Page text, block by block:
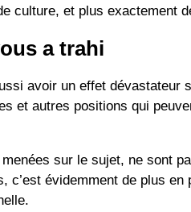
culture, et plus
a trahi
avoir un effet
et autres positions qui
sur le sujet, ne sont
évidemment de plus